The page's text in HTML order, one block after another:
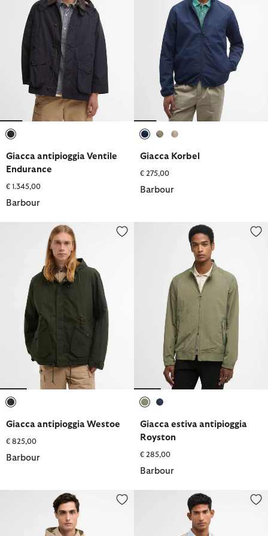
Giacca antipioggia Ventile
Endurance
€ 1.345,00
Barbour
Giacca Korbel
€ 275,00
Barbour
Giacca antipioggia Westoe
Giacca antipioggia Westoe
€ 825,00
Barbour
Giacca estiva antipioggia
Giacca estiva antipioggia
Royston
€ 285,00
Barbour
Giacca impermeabile Elmford Giacca antipioggia Baywick